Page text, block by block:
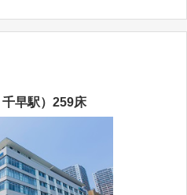
早駅）259床